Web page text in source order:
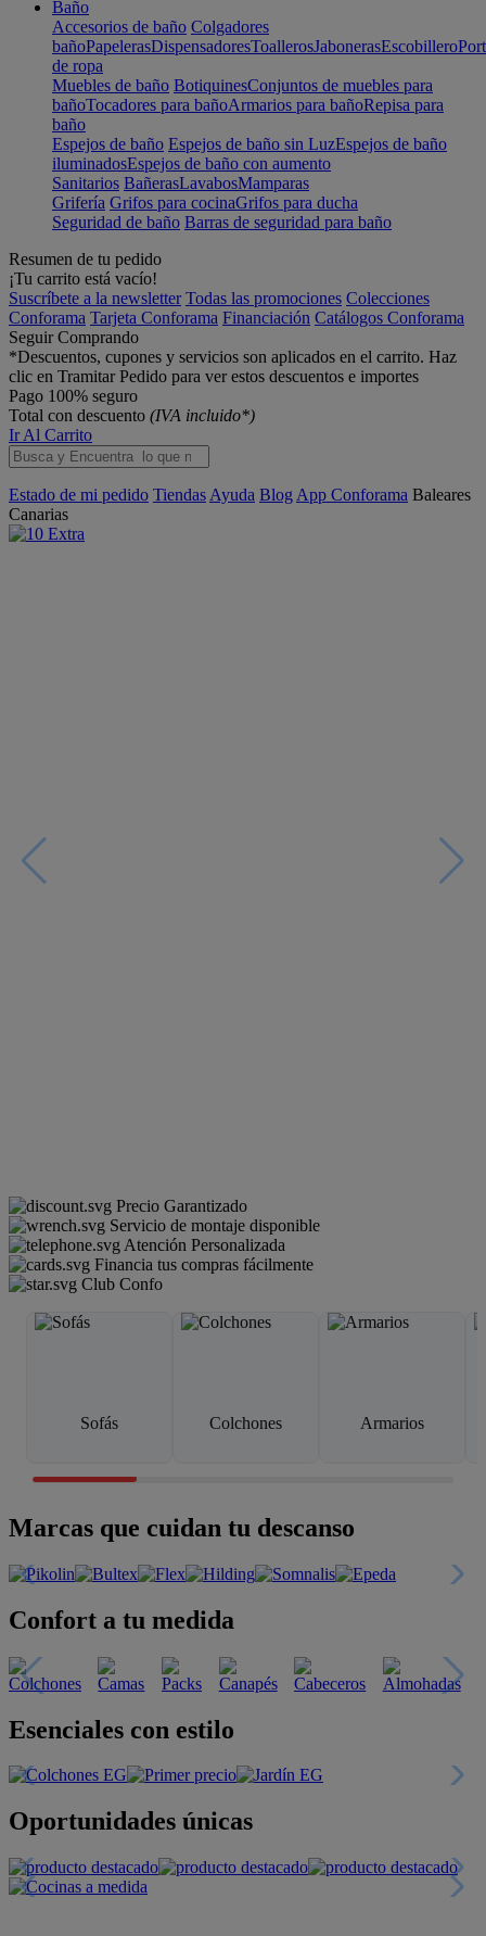
Baño
Accesorios de baño Colgadores
bañoPapelerasDispensadoresToallerosJabonerasEscobillero
de ropa
Muebles de baño BotiquinesConjuntos de muebles para
bañoTocadores para bañoArmarios para bañoRepisa para
baño
Espejos de baño Espejos de baño sin LuzEspejos de baño
iluminadosEspejos de baño con aumento
Sanitarios BañerasLavabosMamparas
Grifería Grifos para cocinaGrifos para ducha
Seguridad de baño Barras de seguridad para baño
Resumen de tu pedido
¡Tu carrito está vacío!
Suscríbete a la newsletter Todas las promociones Colecciones
Conforama Tarjeta Conforama Financiación Catálogos Conforama
Seguir Comprando
*Descuentos, cupones y servicios son aplicados en el carrito. Haz
clic en Tramitar Pedido para ver estos descuentos e importes
Pago 100% seguro
Total con descuento (IVA incluido*)
Ir Al Carrito
Estado de mi pedido Tiendas Ayuda Blog App Conforama Baleares
Canarias
Precio Garantizado
Servicio de montaje disponible
Atención Personalizada
Financia tus compras fácilmente
Club Confo
Sofás Colchones Armarios
Marcas que cuidan tu descanso
Confort a tu medida
Esenciales con estilo
Oportunidades únicas